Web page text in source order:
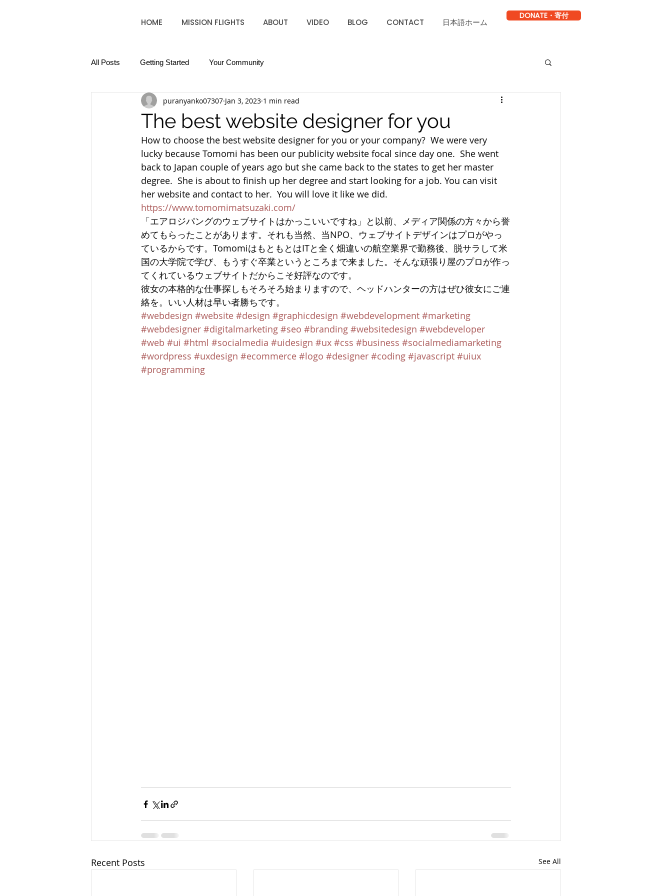
HOME MISSION FLIGHTS ABOUT VIDEO BLOG CONTACT 日本語ホーム
DONATE・寄付
All Posts Getting Started Your Community
The best website designer for you
puranyanko07307 Jan 3, 2023 1 min read
How to choose the best website designer for you or your company?  We were very
lucky because Tomomi has been our publicity website focal since day one.  She went
back to Japan couple of years ago but she came back to the states to get her master
degree.  She is about to finish up her degree and start looking for a job. You can visit
her website and contact to her.  You will love it like we did.
https://www.tomomimatsuzaki.com/
「エアロジパングのウェブサイトはかっこいいですね」と以前、メディア関係の方々から誉
めてもらったことがあります。それも当然、当NPO、ウェブサイトデザインはプロがやっ
ているからです。TomomiはもともとはITと全く畑違いの航空業界で勤務後、脱サラして米
国の大学院で学び、もうすぐ卒業というところまで来ました。そんな頑張り屋のプロが作っ
てくれているウェブサイトだからこそ好評なのです。
彼女の本格的な仕事探しもそろそろ始まりますので、ヘッドハンターの方はぜひ彼女にご連
絡を。いい人材は早い者勝ちです。
#webdesign #website #design #graphicdesign #webdevelopment #marketing
#webdesigner #digitalmarketing #seo #branding #websitedesign #webdeveloper
#web #ui #html #socialmedia #uidesign #ux #css #business #socialmediamarketing
#wordpress #uxdesign #ecommerce #logo #designer #coding #javascript #uiux
#programming
Recent Posts See All